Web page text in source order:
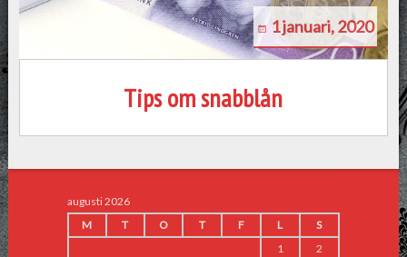
1 januari, 2020
Tips om snabblån
augusti 2026
M
T O T F L
S
1
2